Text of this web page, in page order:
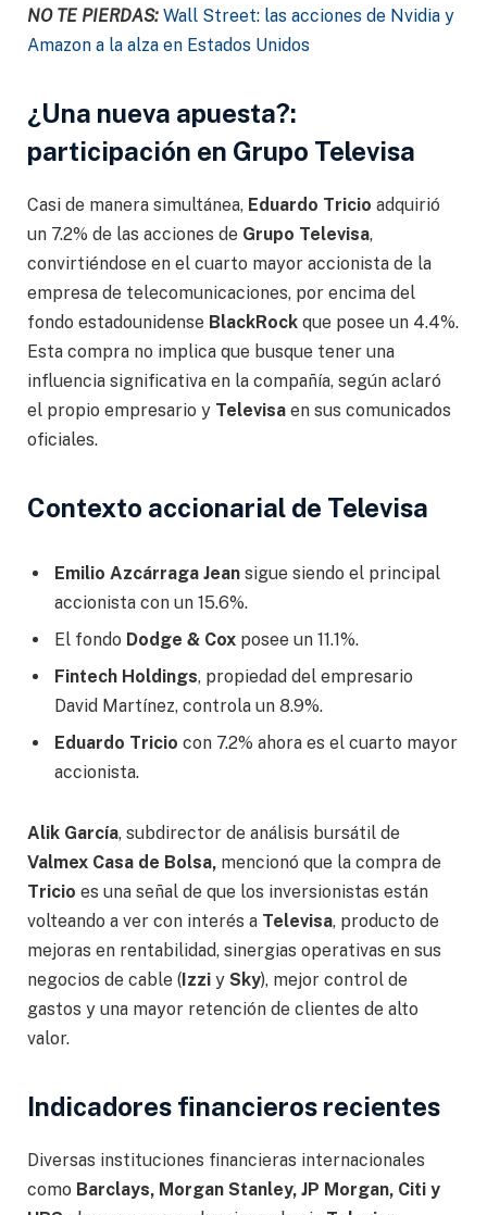
NO TE PIERDAS: Wall Street: las acciones de Nvidia y
Amazon a la alza en Estados Unidos
¿Una nueva apuesta?:
participación en Grupo Televisa
Casi de manera simultánea, Eduardo Tricio adquirió
un 7.2% de las acciones de Grupo Televisa,
convirtiéndose en el cuarto mayor accionista de la
empresa de telecomunicaciones, por encima del
fondo estadounidense BlackRock que posee un 4.4%.
Esta compra no implica que busque tener una
influencia significativa en la compañía, según aclaró
el propio empresario y Televisa en sus comunicados
oficiales.
Contexto accionarial de Televisa
Emilio Azcárraga Jean sigue siendo el principal
accionista con un 15.6%.
El fondo Dodge & Cox posee un 11.1%.
Fintech Holdings, propiedad del empresario
David Martínez, controla un 8.9%.
Eduardo Tricio con 7.2% ahora es el cuarto mayor
accionista.
Alik García, subdirector de análisis bursátil de
Valmex Casa de Bolsa, mencionó que la compra de
Tricio es una señal de que los inversionistas están
volteando a ver con interés a Televisa, producto de
mejoras en rentabilidad, sinergias operativas en sus
negocios de cable (Izzi y Sky), mejor control de
gastos y una mayor retención de clientes de alto
valor.
Indicadores financieros recientes
Diversas instituciones financieras internacionales
como Barclays, Morgan Stanley, JP Morgan, Citi y